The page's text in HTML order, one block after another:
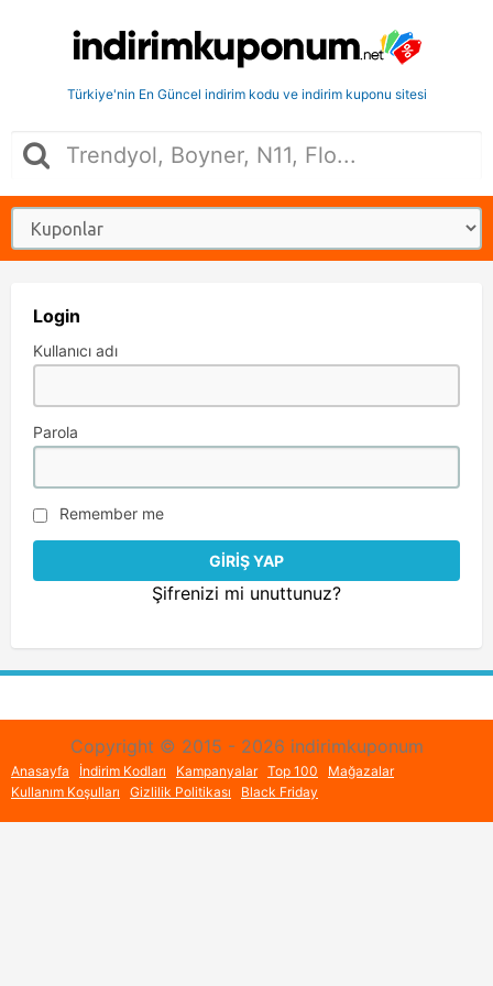
Türkiye'nin En Güncel indirim kodu ve indirim kuponu sitesi
Login
Kullanıcı adı
Parola
Remember me
Şifrenizi mi unuttunuz?
Copyright © 2015 - 2026 indirimkuponum
Anasayfa İndirim Kodları Kampanyalar Top 100
Mağazalar
Kullanım Koşulları
Gizlilik Politikası Black Friday